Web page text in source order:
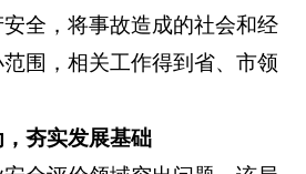
全，将事故造成的社会和经
围，相关工作得到省、市领
夯实发展基础